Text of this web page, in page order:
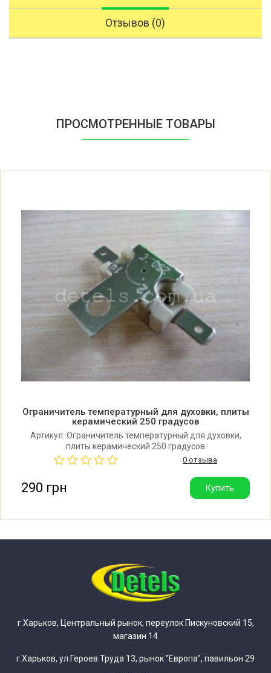
Отзывов (0)
ПРОСМОТРЕННЫЕ ТОВАРЫ
Ограничитель температурный для духовки, плиты
керамический 250 градусов
Артикул: Ограничитель температурный для духовки,
плиты керамический 250 градусов
0 отзыва
290 грн Купить
г.Харьков, Центральный рынок, переулок Пискуновский 15,
магазин 14
г.Харьков, ул.Героев Труда 13, рынок "Европа", павильон 29